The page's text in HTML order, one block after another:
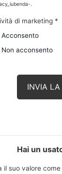
.
di marketing *
Acconsento
Non acconsento
Hai un
il suo valore